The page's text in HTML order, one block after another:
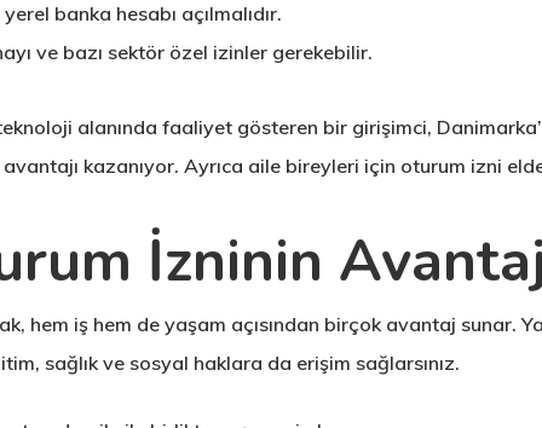
banka hesabı açılmalıdır.
ve bazı sektör özel izinler gerekebilir.
alanında faaliyet gösteren bir girişimci,
kazanıyor. Ayrıca aile bireyleri için oturum izni
İzninin
hem iş hem de yaşam açısından birçok avantaj sunar.
sağlık ve sosyal haklara da erişim sağlarsınız.